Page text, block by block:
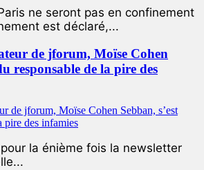
ne seront pas en confinement
est déclaré,...
de jforum, Moïse Cohen
responsable de la pire des
pour la énième fois la newsletter